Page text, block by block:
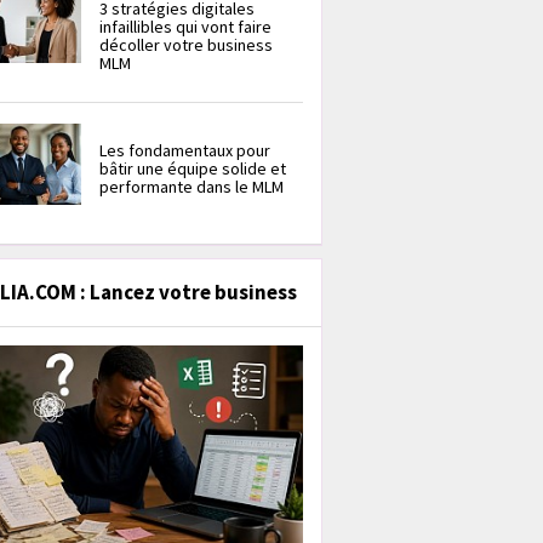
3 stratégies digitales
infaillibles qui vont faire
décoller votre business
MLM
Les fondamentaux pour
bâtir une équipe solide et
performante dans le MLM
: Lancez votre business